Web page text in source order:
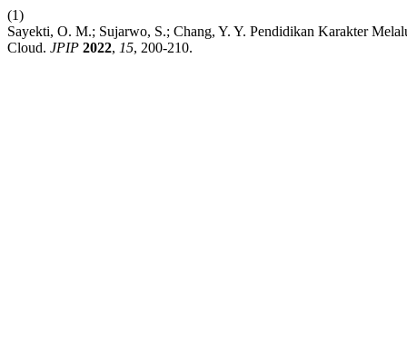
(1)
Sayekti, O. M.; Sujarwo, S.; Chang, Y. Y. Pendidikan Karakter
Cloud. JPIP 2022, 15, 200-210.